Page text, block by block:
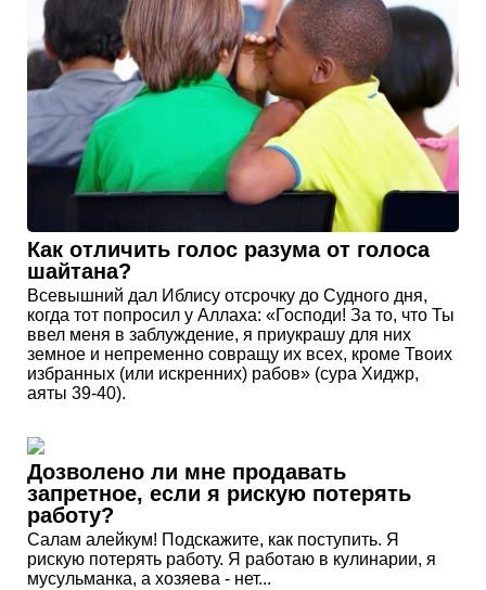
Как отличить голос разума от голоса
шайтана?
Всевышний дал Иблису отсрочку до Судного дня,
когда тот попросил у Аллаха: «Господи! За то, что Ты
ввел меня в заблуждение, я приукрашу для них
земное и непременно совращу их всех, кроме Твоих
избранных (или искренних) рабов» (сура Хиджр,
аяты 39-40).
Дозволено ли мне продавать
запретное, если я рискую потерять
работу?
Салам алейкум! Подскажите, как поступить. Я
рискую потерять работу. Я работаю в кулинарии, я
мусульманка, а хозяева - нет...